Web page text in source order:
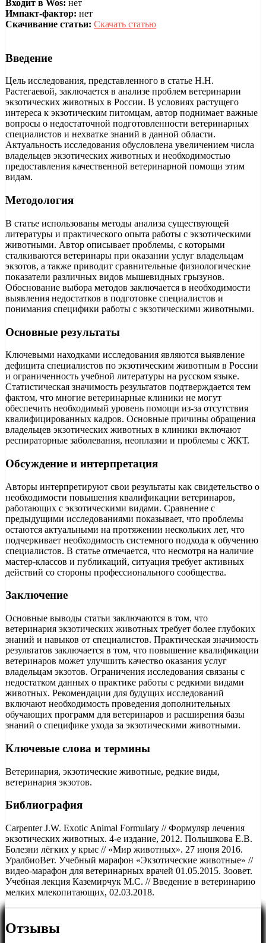
Входит в Wos: нет
Импакт-фактор: нет
Скачивание статьи: Скачать статью
Введение
Цель исследования, представленного в статье Н.Н.
Растегаевой, заключается в анализе проблем ветеринарии
экзотических животных в России. В условиях растущего
интереса к экзотическим питомцам, автор поднимает важные
вопросы о недостаточной подготовленности ветеринарных
специалистов и нехватке знаний в данной области.
Актуальность исследования обусловлена увеличением числа
владельцев экзотических животных и необходимостью
предоставления качественной ветеринарной помощи этим
видам.
Методология
В статье использованы методы анализа существующей
литературы и практического опыта работы с экзотическими
животными. Автор описывает проблемы, с которыми
сталкиваются ветеринары при оказании услуг владельцам
экзотов, а также приводит сравнительные физиологические
показатели различных видов мышевидных грызунов.
Обоснование выбора методов заключается в необходимости
выявления недостатков в подготовке специалистов и
понимания специфики работы с экзотическими животными.
Основные результаты
Ключевыми находками исследования являются выявление
дефицита специалистов по экзотическим животным в России
и ограниченность учебной литературы на русском языке.
Статистическая значимость результатов подтверждается тем
фактом, что многие ветеринарные клиники не могут
обеспечить необходимый уровень помощи из-за отсутствия
квалифицированных кадров. Основные причины обращения
владельцев экзотических животных в клиники включают
респираторные заболевания, неоплазии и проблемы с ЖКТ.
Обсуждение и интерпретация
Авторы интерпретируют свои результаты как свидетельство о
необходимости повышения квалификации ветеринаров,
работающих с экзотическими видами. Сравнение с
предыдущими исследованиями показывает, что проблемы
остаются актуальными на протяжении нескольких лет, что
подчеркивает необходимость системного подхода к обучению
специалистов. В статье отмечается, что несмотря на наличие
мастер-классов и публикаций, ситуация требует активных
действий со стороны профессионального сообщества.
Заключение
Основные выводы статьи заключаются в том, что
ветеринария экзотических животных требует более глубоких
знаний и навыков от специалистов. Практическая значимость
результатов заключается в том, что повышение квалификации
ветеринаров может улучшить качество оказания услуг
владельцам экзотов. Ограничения исследования связаны с
недостатком данных о практике работы с редкими видами
животных. Рекомендации для будущих исследований
включают необходимость проведения дополнительных
обучающих программ для ветеринаров и расширения базы
знаний о специфике ухода за экзотическими животными.
Ключевые слова и термины
Ветеринария, экзотические животные, редкие виды,
ветеринария экзотов.
Библиография
Carpenter J.W. Exotic Animal Formulary // Формуляр лечения
экзотических животных. 4-е издание, 2012. Полышкова Е.В.
Болезни лёгких у крыс // «Мир животных». 27 июня 2016.
УралбиоВет. Учебный марафон «Экзотические животные» //
видео-марафон для ветеринарных врачей 01.05.2015. Зоовет.
Учебная лекция Каземирчук М.С. // Введение в ветеринарию
мелких млекопитающих, 02.03.2018.
Отзывы